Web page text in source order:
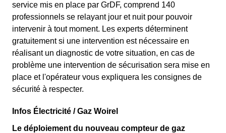
service mis en place par GrDF, comprend 140
professionnels se relayant jour et nuit pour pouvoir
intervenir à tout moment. Les experts déterminent
gratuitement si une intervention est nécessaire en
réalisant un diagnostic de votre situation, en cas de
problème une intervention de sécurisation sera mise en
place et l'opérateur vous expliquera les consignes de
sécurité à respecter.
Infos Électricité / Gaz Woirel
Le déploiement du nouveau compteur de gaz